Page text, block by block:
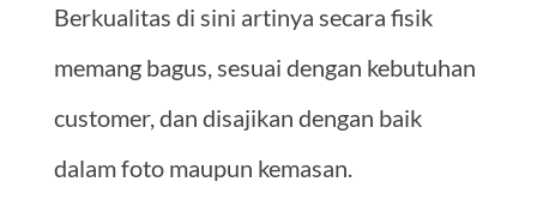
Berkualitas di sini artinya secara fisik
memang bagus, sesuai dengan kebutuhan
customer, dan disajikan dengan baik
dalam foto maupun kemasan.